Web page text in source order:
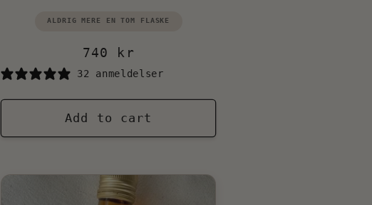
ALDRIG MERE EN TOM FLASKE
Regular
price
740 kr
32 anmeldelser
Add to cart